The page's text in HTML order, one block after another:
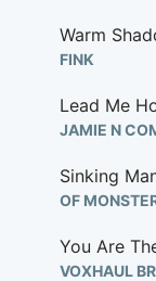
Warm
FINK
Lead Me
JAMIE N
Sinking
OF
You Are
VOXHAUL